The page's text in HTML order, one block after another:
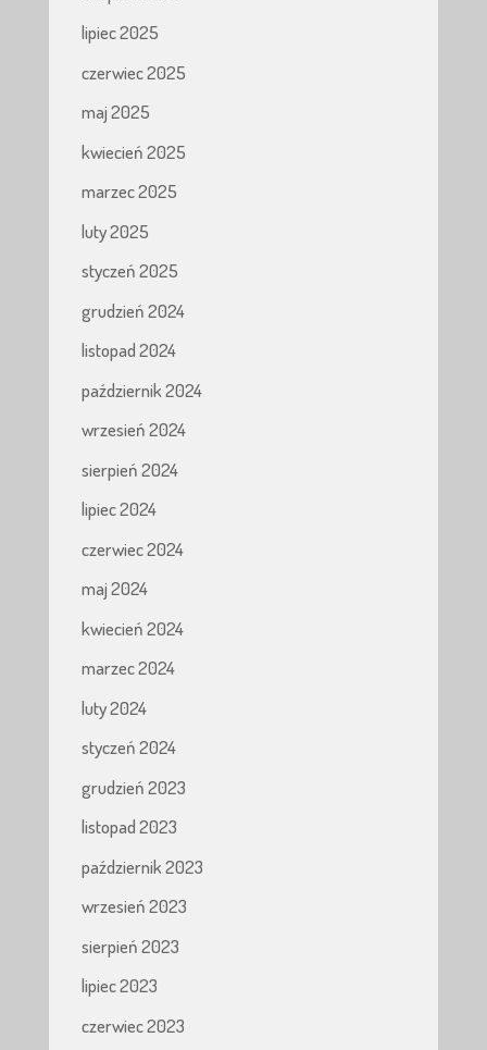
lipiec 2025
czerwiec 2025
maj 2025
kwiecień 2025
marzec 2025
luty 2025
styczeń 2025
grudzień 2024
listopad 2024
październik 2024
wrzesień 2024
sierpień 2024
lipiec 2024
czerwiec 2024
maj 2024
kwiecień 2024
marzec 2024
luty 2024
styczeń 2024
grudzień 2023
listopad 2023
październik 2023
wrzesień 2023
sierpień 2023
lipiec 2023
czerwiec 2023